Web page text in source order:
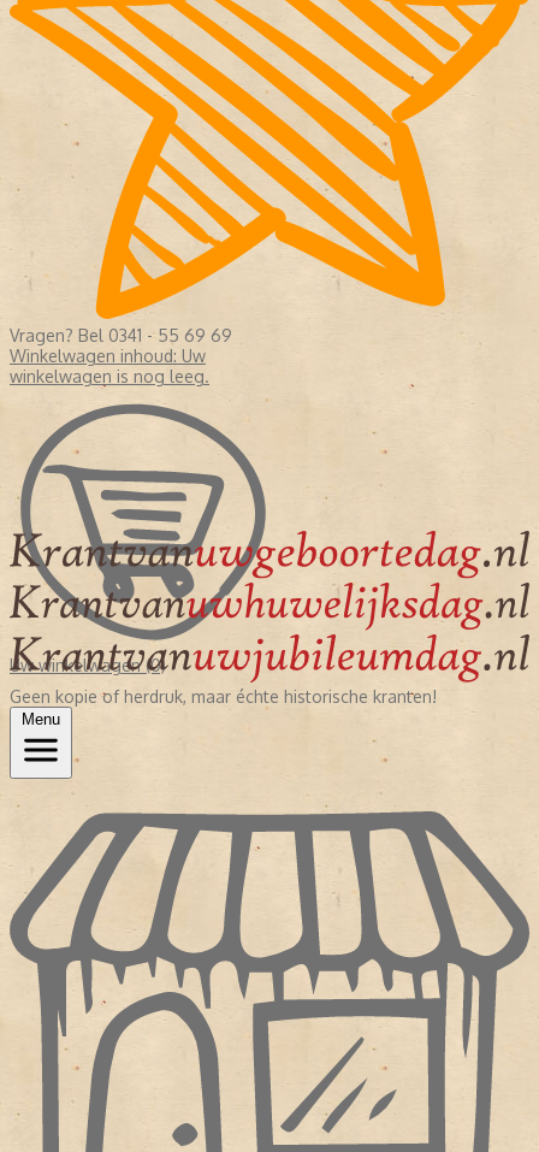
Vragen? Bel 0341 - 55 69 69
Winkelwagen inhoud: Uw
winkelwagen is nog leeg.
Uw winkelwagen (0)
Geen kopie of herdruk, maar échte historische kranten!
Menu